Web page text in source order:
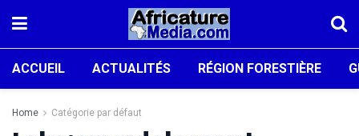
ACCUEIL ACTUALITÉS RÉGION FORESTIÈRE
Home Catégorie par défaut